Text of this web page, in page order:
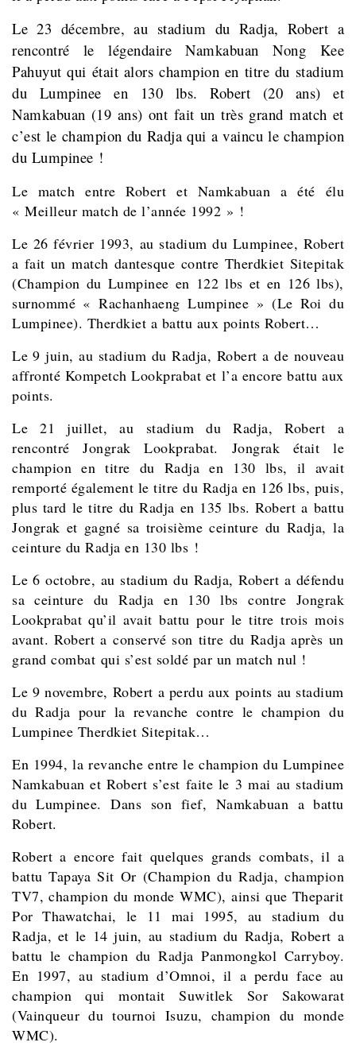
Le 23 décembre, au stadium du Radja, Robert a
rencontré le légendaire Namkabuan Nong Kee
Pahuyut qui était alors champion en titre du stadium
du Lumpinee en 130 lbs. Robert (20 ans) et
Namkabuan (19 ans) ont fait un très grand match et
c’est le champion du Radja qui a vaincu le champion
du Lumpinee !
Le match entre Robert et Namkabuan a été élu
« Meilleur match de l’année 1992 » !
Le 26 février 1993, au stadium du Lumpinee, Robert
a fait un match dantesque contre Therdkiet Sitepitak
(Champion du Lumpinee en 122 lbs et en 126 lbs),
surnommé « Rachanhaeng Lumpinee » (Le Roi du
Lumpinee). Therdkiet a battu aux points Robert…
Le 9 juin, au stadium du Radja, Robert a de nouveau
affronté Kompetch Lookprabat et l’a encore battu aux
points.
Le 21 juillet, au stadium du Radja, Robert a
rencontré Jongrak Lookprabat. Jongrak était le
champion en titre du Radja en 130 lbs, il avait
remporté également le titre du Radja en 126 lbs, puis,
plus tard le titre du Radja en 135 lbs. Robert a battu
Jongrak et gagné sa troisième ceinture du Radja, la
ceinture du Radja en 130 lbs !
Le 6 octobre, au stadium du Radja, Robert a défendu
sa ceinture du Radja en 130 lbs contre Jongrak
Lookprabat qu’il avait battu pour le titre trois mois
avant. Robert a conservé son titre du Radja après un
grand combat qui s’est soldé par un match nul !
Le 9 novembre, Robert a perdu aux points au stadium
du Radja pour la revanche contre le champion du
Lumpinee Therdkiet Sitepitak…
En 1994, la revanche entre le champion du Lumpinee
Namkabuan et Robert s’est faite le 3 mai au stadium
du Lumpinee. Dans son fief, Namkabuan a battu
Robert.
Robert a encore fait quelques grands combats, il a
battuTapaya Sit Or (Champion du Radja, champion
TV7, champion du monde WMC), ainsi que Theparit
Por Thawatchai, le 11 mai 1995, au stadium du
Radja, et le 14 juin, au stadium du Radja, Robert a
battu le champion du Radja Panmongkol Carryboy.
En 1997, au stadium d’Omnoi, il a perdu face au
champion qui montait Suwitlek Sor Sakowarat
(Vainqueur du tournoi Isuzu, champion du monde
WMC).